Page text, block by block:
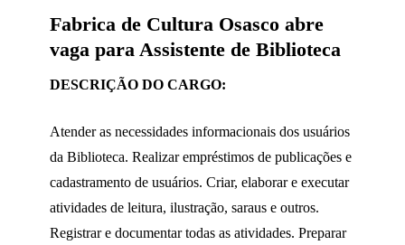
Fabrica de Cultura Osasco abre
vaga para Assistente de Biblioteca
DESCRIÇÃO DO CARGO:
Atender as necessidades informacionais dos usuários
da Biblioteca. Realizar empréstimos de publicações e
cadastramento de usuários. Criar, elaborar e executar
atividades de leitura, ilustração, saraus e outros.
Registrar e documentar todas as atividades. Preparar